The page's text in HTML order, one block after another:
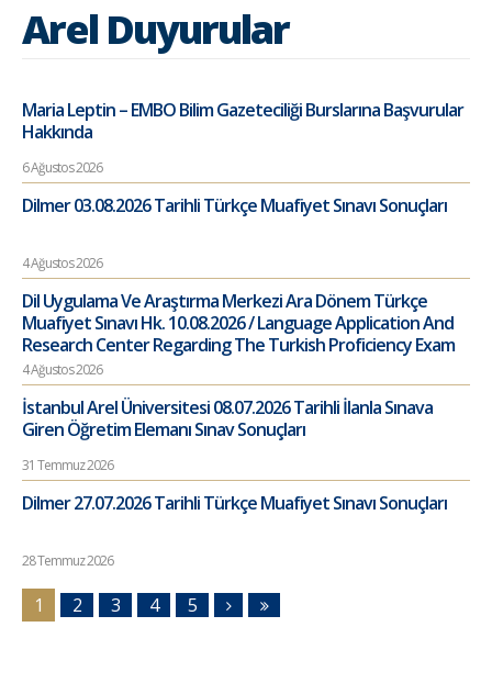
Arel Duyurular
Maria Leptin – EMBO Bilim Gazeteciliği Burslarına Başvurular
Hakkında
6 Ağustos 2026
Dilmer 03.08.2026 Tarihli Türkçe Muafiyet Sınavı Sonuçları
4 Ağustos 2026
Dil Uygulama Ve Araştırma Merkezi Ara Dönem Türkçe
Muafiyet Sınavı Hk. 10.08.2026 / Language Application And
Research Center Regarding The Turkish Proficiency Exam
4 Ağustos 2026
İstanbul Arel Üniversitesi 08.07.2026 Tarihli İlanla Sınava
Giren Öğretim Elemanı Sınav Sonuçları
31 Temmuz 2026
Dilmer 27.07.2026 Tarihli Türkçe Muafiyet Sınavı Sonuçları
28 Temmuz 2026
1 2 3 4 5